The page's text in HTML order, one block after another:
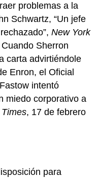
problemas a la
Schwartz, “Un jefe
New York
Cuando Sherron
carta advirtiéndole
Enron, el Oficial
intentó
miedo corporativo a
, 17 de febrero
para